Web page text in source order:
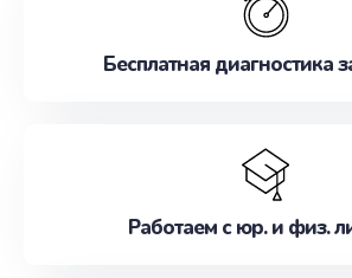
Бесплатная диагностика
Работаем с юр. и физ.